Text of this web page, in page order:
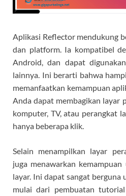
Aplikasi Reflector mendukung
dan platform. Ia kompatibel
Android, dan dapat
lainnya. Ini berarti bahwa
memanfaatkan kemampuan
Anda dapat membagikan layar
komputer, TV, atau perangkat
hanya beberapa klik.
Selain menampilkan layar
juga menawarkan
layar. Ini dapat sangat berguna
mulai dari pembuatan